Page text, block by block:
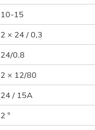
10-15
2 × 24 / 0,3
24/0.8
2 × 12/80
24 / 15A
2 °